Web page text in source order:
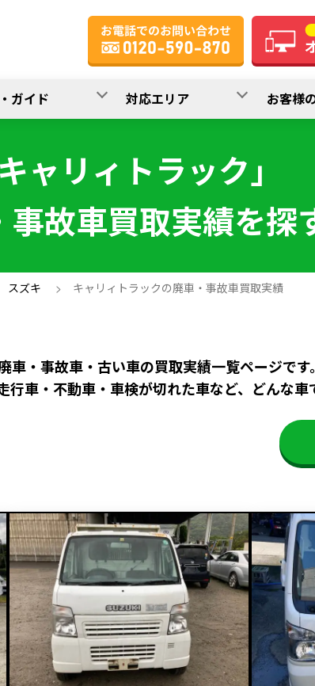
ガイド 対応エリア お客様
ャリィトラック」
故車買取実績を探
スズキ > キャリィトラックの廃車・事故車買取実績
・事故車・古い車の買取実績一覧ページです。
車・不動車・車検が切れた車など、どんな車